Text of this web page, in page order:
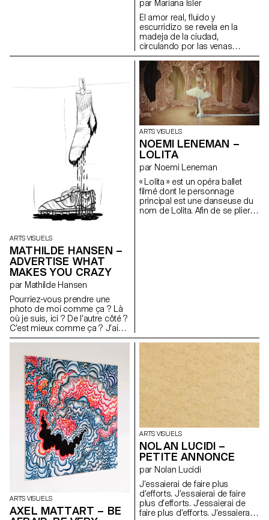
donc pas terminées et ne le
temporaire. Je n’ai pas de
technique particulière, je peins
avec ce que je trouve. Mes
quatre planches ont été
récupérées dans une benne à
ordure et la majorité du matériel
que j’utilise était destiné à être
jeté. Pour mon installation, mes
peintures sont accrochées au
mur, ne révélant que quatre des
par Mariana Isler
El amor real, fluido y
escurridizo se revela en la
madeja de la ciudad,
circulando por las venas
invisibles de los seres.
Installation, panneaux
alvéolaires en polycarbonate,
peinture acrylique.
ARTS VISUELS
MATHILDE HANSEN –
ADVERTISE WHAT
MAKES YOU CRAZY
par Mathilde Hansen
Pourriez-vous prendre une
photo de moi comme ça ? Là
où je suis, ici ? De l’autre côté ?
C’est mieux comme ça ? J’ai
l’air cool ? Plus sérieuse ou
ok Génial.
ARTS VISUELS
NOEMI LENEMAN –
LOLITA
par Noemi Leneman
« Lolita » est un opéra ballet
filmé dont le personnage
principal est une danseuse du
nom de Lolita. Afin de se plier
pointes. Autour de ce projet,
toute une équipe de jeunes
filles artistes de mon entourage
s’est formée, collaborant
durant plusieurs mois,
essayant de tendre au mieux à
un female gaze.
Chorégraphes : Philomène
Jander et Eva Galmel
Scénographie : Salomé Engel
Costumes : Adèle Berson et
Roxane Sauvage.
ARTS VISUELS
AXEL MATTART – BE
ARTS VISUELS
NOLAN LUCIDI –
PETITE ANNONCE
par Nolan Lucidi
J’essaierai de faire plus
d’efforts. J’essaierai de faire
plus d’efforts. J’essaierai de
faire plus d’efforts. J’essaierai